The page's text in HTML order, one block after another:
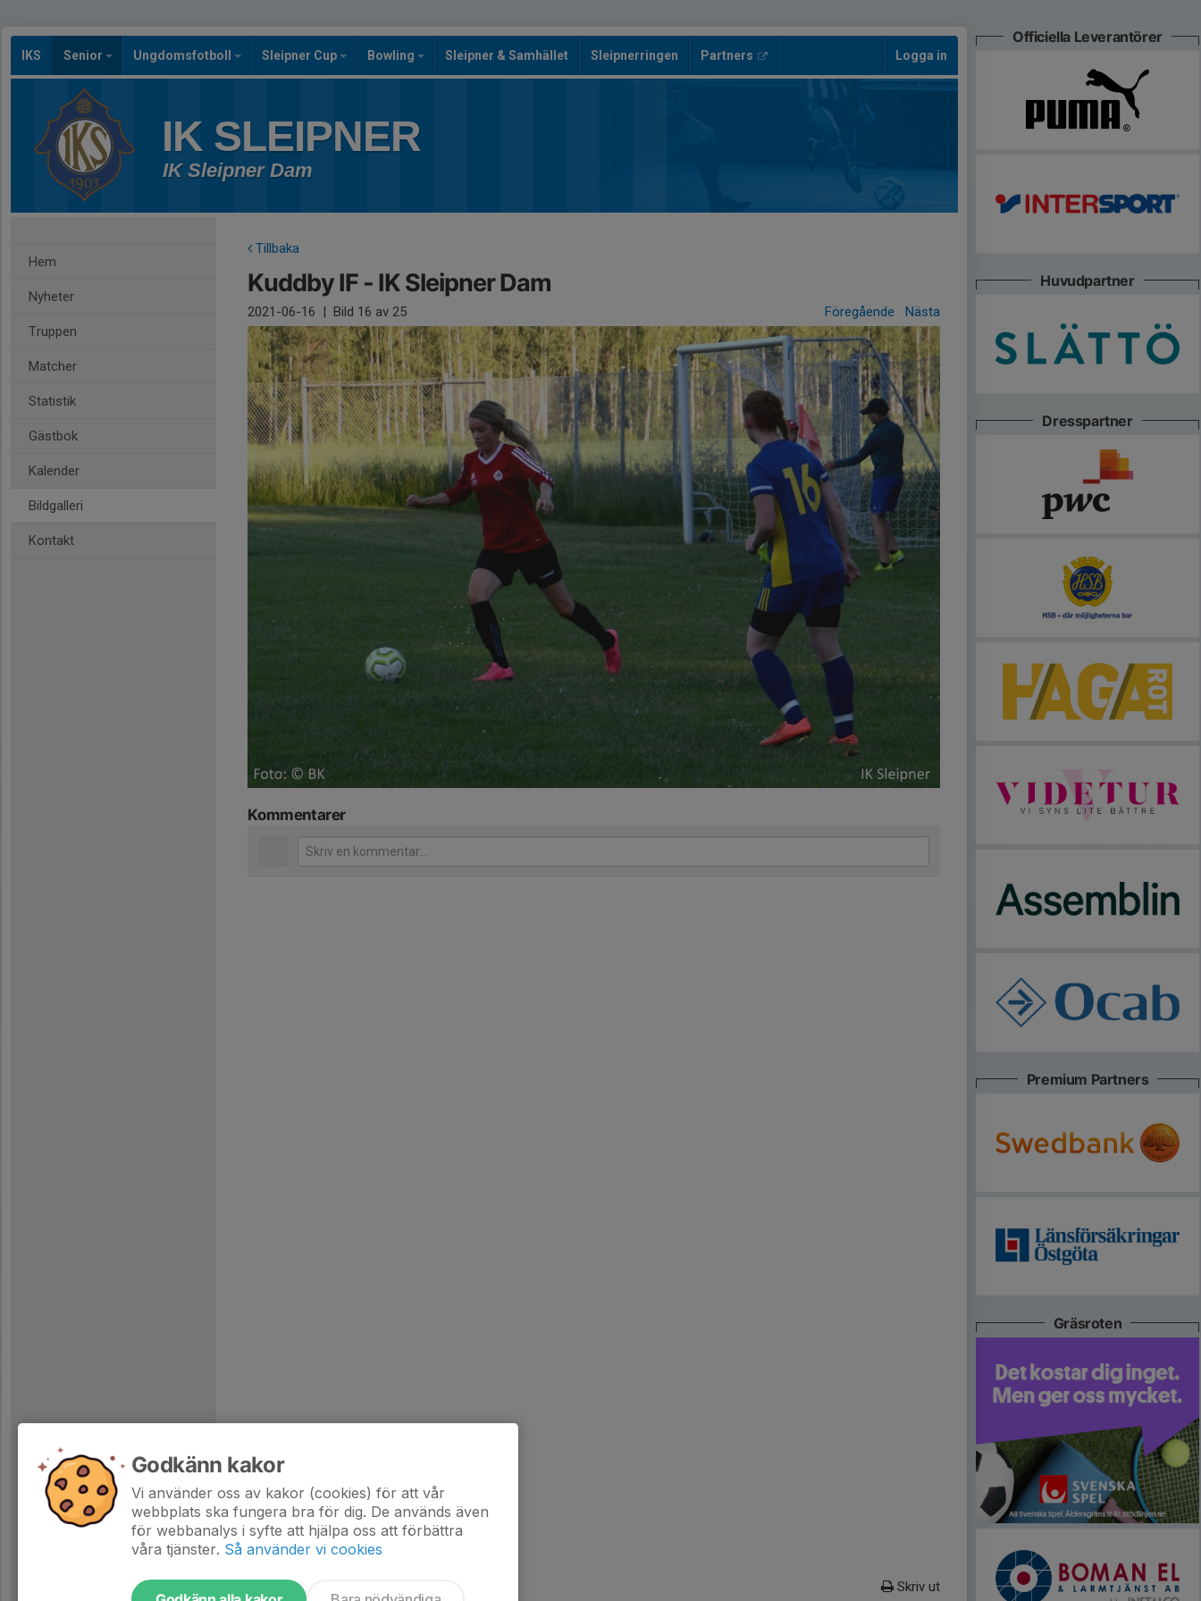
IKS Senior Ungdomsfotboll Sleipner Cup Bowling Sleipner & Samhället Sleipnerringen Partners Logga in
IK SLEIPNER
IK Sleipner Dam
Hem
Nyheter
Truppen
Matcher
Statistik
Gästbok
Kalender
Bildgalleri
Kontakt
Tillbaka
Kuddby IF - IK Sleipner Dam
2021-06-16 | Bild 16 av 25 Föregående Nästa
Kommentarer
Skriv ut
Officiella Leverantörer
Huvudpartner
Dresspartner
Premium Partners
Gräsroten
Godkänn kakor
Vi använder oss av kakor (cookies) för att vår
webbplats ska fungera bra för dig. De används även
för webbanalys i syfte att hjälpa oss att förbättra
våra tjänster. Så använder vi cookies